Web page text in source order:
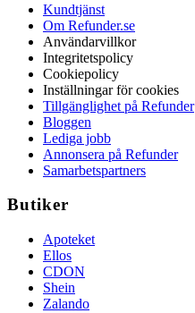
Kundtjänst
Om Refunder.se
Användarvillkor
Integritetspolicy
Cookiepolicy
Inställningar för cookies
Tillgänglighet på Refunder
Bloggen
Lediga jobb
Annonsera på Refunder
Samarbetspartners
Butiker
Apoteket
Ellos
CDON
Shein
Zalando